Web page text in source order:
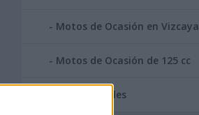
Motos de Ocasión en Vizcaya
Motos de Ocasión de 125 cc
Area Profesionales